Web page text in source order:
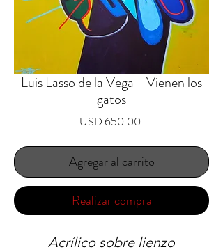
Luis Lasso de la Vega - Vienen los
gatos
USD 650.00Precio
Agregar al carrito
Realizar compra
Acrílico sobre lienzo